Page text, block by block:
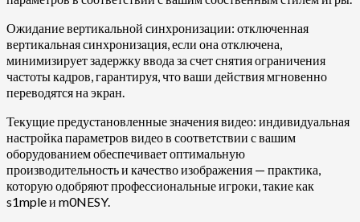
Ожидание вертикальной синхронизации: отключенная
вертикальная синхронизация, если она отключена,
минимизирует задержку ввода за счет снятия ограничения
частоты кадров, гарантируя, что ваши действия мгновенно
переводятся на экран.
Текущие предустановленные значения видео: индивидуальная
настройка параметров видео в соответствии с вашим
оборудованием обеспечивает оптимальную
производительность и качество изображения — практика,
которую одобряют профессиональные игроки, такие как
s1mple и m0NESY.